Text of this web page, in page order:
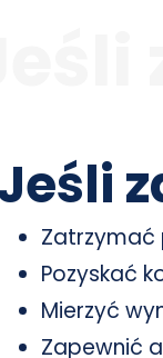
Zatrzymać
Pozyskać
Mierzyć
Zapewnić